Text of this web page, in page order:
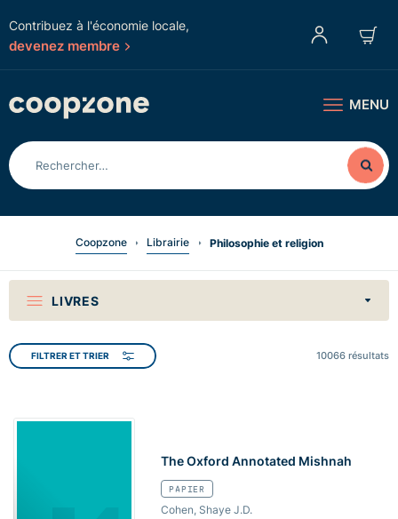
Contribuez à l'économie locale,
devenez membre
MENU
Coopzone Librairie Philosophie et religion
LIVRES
FILTRER ET TRIER 10066résultats
The Oxford Annotated Mishnah
PAPIER
Cohen, Shaye J.D.